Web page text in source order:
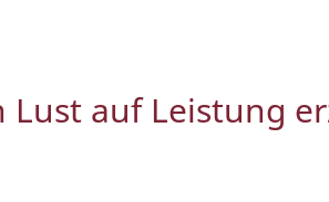
auf Leistung